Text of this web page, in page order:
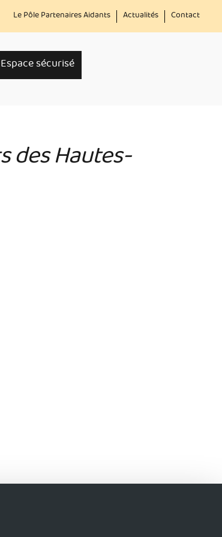
Menu
secondaire
Le Pôle Partenaires Aidants Actualités Contact
Espace sécurisé
des Hautes-